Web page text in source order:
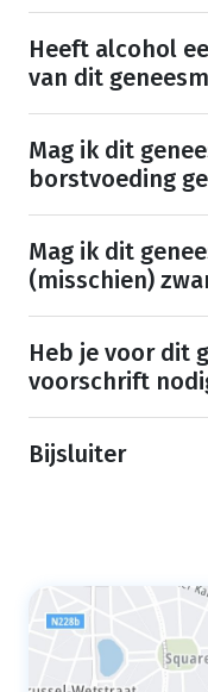
Heeft alcohol
van dit
Mag ik dit
borstvoeding
Mag ik dit
(misschien)
Heb je voor dit
voorschrift
Bijsluiter